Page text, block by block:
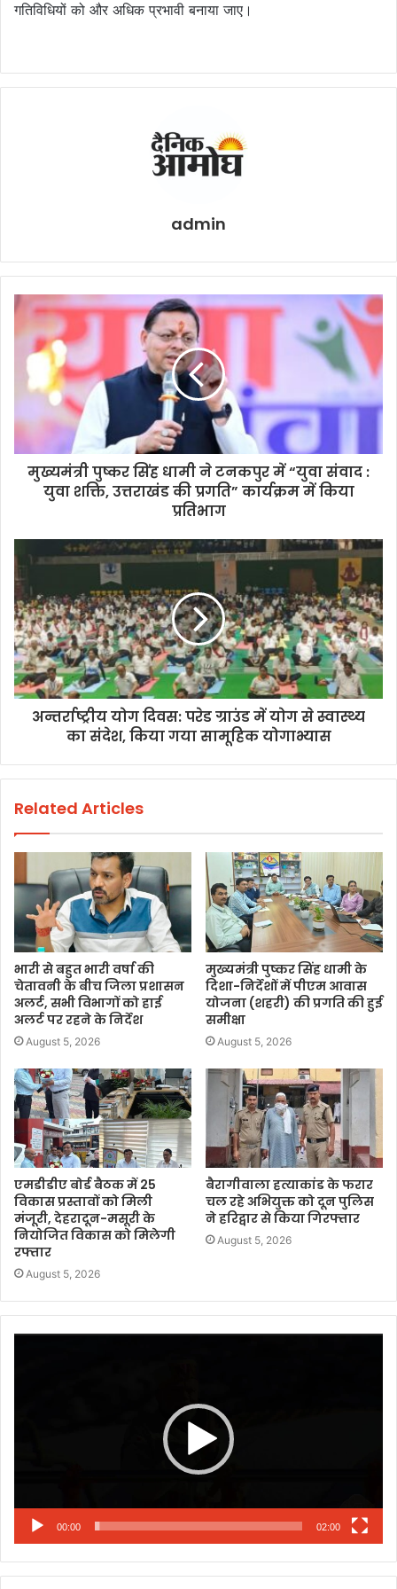
गतिविधियों को और अधिक प्रभावी बनाया जाए।
admin
मुख्यमंत्री पुष्कर सिंह धामी ने टनकपुर में “युवा संवाद :
युवा शक्ति, उत्तराखंड की प्रगति” कार्यक्रम में किया
प्रतिभाग
अन्तर्राष्ट्रीय योग दिवस: परेड ग्राउंड में योग से स्वास्थ्य
का संदेश, किया गया सामूहिक योगाभ्यास
Related Articles
भारी से बहुत भारी वर्षा की
चेतावनी के बीच जिला प्रशासन
अलर्ट, सभी विभागों को हाई
अलर्ट पर रहने के निर्देश
August 5, 2026
मुख्यमंत्री पुष्कर सिंह धामी के
दिशा-निर्देशों में पीएम आवास
योजना (शहरी) की प्रगति की हुई
समीक्षा
August 5, 2026
एमडीडीए बोर्ड बैठक में 25
विकास प्रस्तावों को मिली
मंजूरी, देहरादून-मसूरी के
नियोजित विकास को मिलेगी
रफ्तार
August 5, 2026
बैरागीवाला हत्याकांड के फरार
चल रहे अभियुक्त को दून पुलिस
ने हरिद्वार से किया गिरफ्तार
August 5, 2026
00:00 02:00